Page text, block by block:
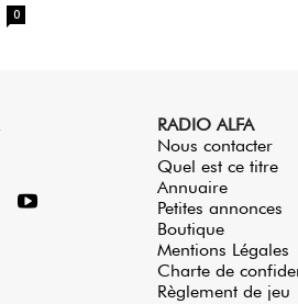
0
RADIO ALFA
Nous contacter
Quel est ce titre
Annuaire
Petites annonces
Boutique
Mentions Légales
Charte de
Règlement de jeu